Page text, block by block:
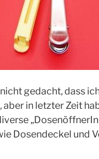
gedacht, dass
in letzter Zeit
Dosendeckel und